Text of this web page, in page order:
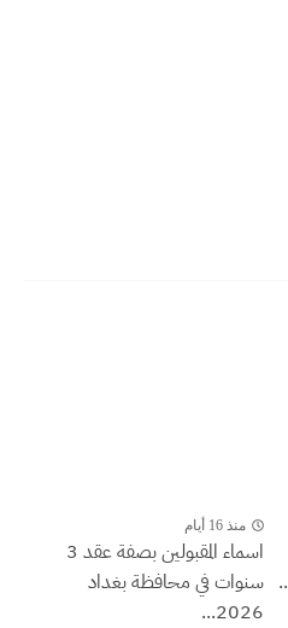
منذ 16 أيام
اسماء المقبولين بصفة عقد 3
سنوات في محافظة بغداد
2026...